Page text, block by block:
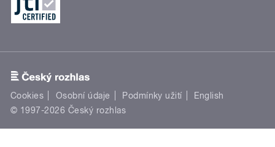
Cookies Osobní údaje Podmínky užití
English
© 1997-2026 Český rozhlas